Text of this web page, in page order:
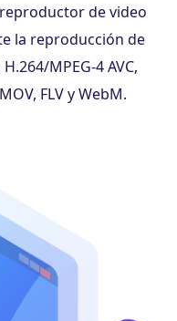
de video
la reproducción de
MPEG-4 AVC,
FLV y WebM.